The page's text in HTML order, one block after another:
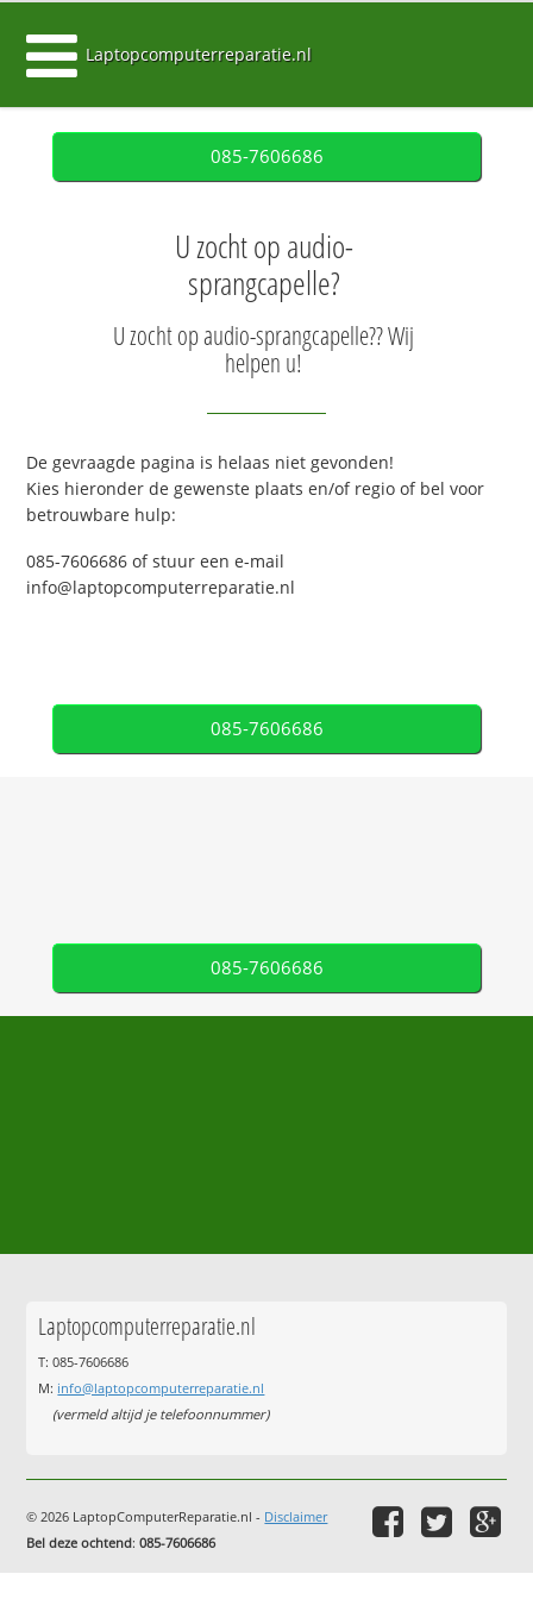
Laptopcomputerreparatie.nl
085-7606686
U zocht op audio-
sprangcapelle?
U zocht op audio-sprangcapelle?? Wij
helpen u!
De gevraagde pagina is helaas niet gevonden!
Kies hieronder de gewenste plaats en/of regio of bel voor
betrouwbare hulp:
085-7606686 of stuur een e-mail
info@laptopcomputerreparatie.nl
085-7606686
085-7606686
Laptopcomputerreparatie.nl
T: 085-7606686
M: info@laptopcomputerreparatie.nl
(vermeld altijd je telefoonnummer)
© 2026 LaptopComputerReparatie.nl - Disclaimer
Bel deze ochtend:085-7606686